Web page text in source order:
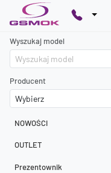
Wyszukaj model
Producent
NOWOŚCI
OUTLET
Prezentownik